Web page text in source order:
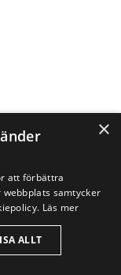
×
att förbättra
samtycker
Läs mer
ALLT